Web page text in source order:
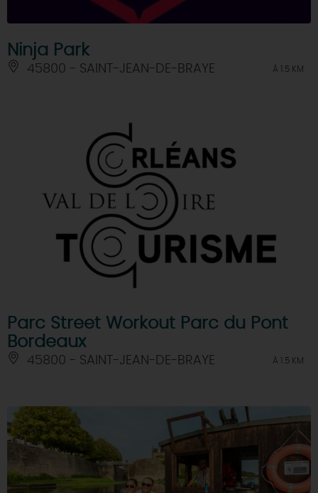
Ninja Park
45800 - SAINT-JEAN-DE-BRAYE À 1.5 KM
Parc Street Workout Parc du Pont
Bordeaux
45800 - SAINT-JEAN-DE-BRAYE À 1.5 KM